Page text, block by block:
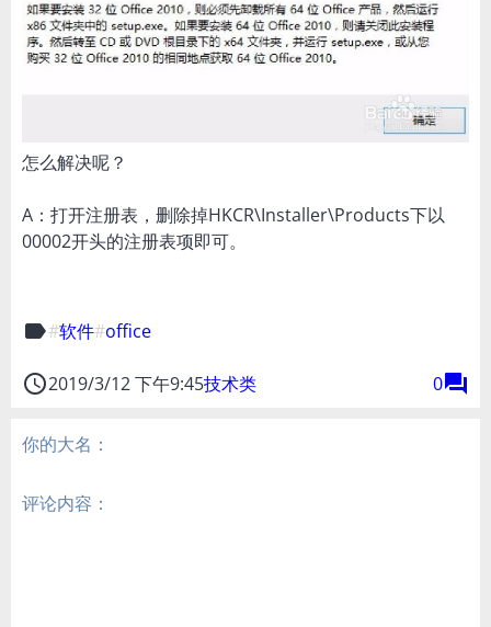
怎么解决呢？
A：打开注册表，删除掉HKCR\Installer\Products下以
00002开头的注册表项即可。
label 软件 office
access_time2019/3/12 下午9:45技术类 0forum
你的大名：
评论内容：